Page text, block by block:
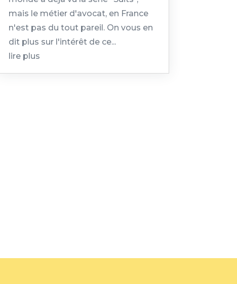
mais le métier d'avocat, en France
n'est pas du tout pareil. On vous en
dit plus sur l'intérêt de ce...
lire plus